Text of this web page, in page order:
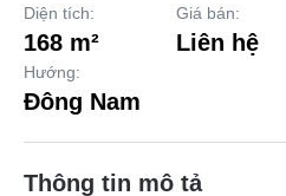
Diện tích:
168 m²
Giá bán:
Liên hệ
Hướng:
Đông Nam
Thông tin mô tả